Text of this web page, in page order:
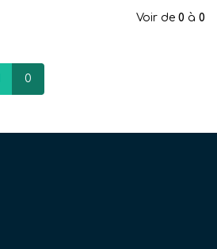
L'AGENCE
Voir de 0 à 0
0